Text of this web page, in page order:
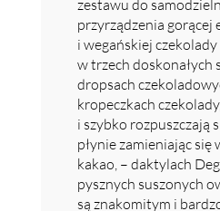
zestawu do
przyrządzenia gorącej
i wegańskiej
w trzech doskonałych
dropsach
kropeczkach
i szybko rozpuszczają
płynie zamieniając się
kakao, – daktylach
pysznych suszonych
są znakomitym i